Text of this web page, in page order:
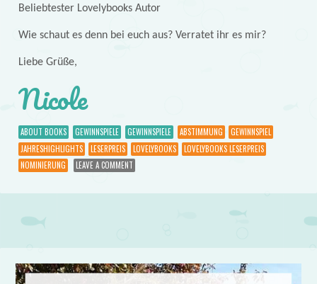
Beliebtester Lovelybooks Autor
Wie schaut es denn bei euch aus? Verratet ihr es mir?
Liebe Grüße,
Nicole
ABOUT BOOKS GEWINNSPIELE GEWINNSPIELE ABSTIMMUNG
GEWINNSPIEL
JAHRESHIGHLIGHTS
LESERPREIS LOVELYBOOKS
LOVELYBOOKS LESERPREIS
NOMINIERUNG
LEAVE A COMMENT
Post navigation